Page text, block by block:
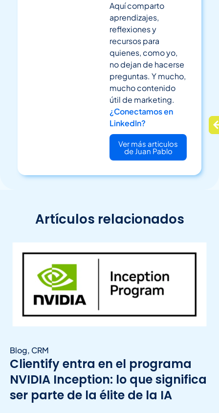
Aquí comparto
aprendizajes,
reflexiones y
recursos para
quienes, como yo,
no dejan de hacerse
preguntas. Y mucho,
mucho contenido
útil de marketing.
¿Conectamos en
LinkedIn?
Ver más articulos
de Juan Pablo
Artículos relacionados
Blog, CRM
Clientify entra en el programa
NVIDIA Inception: lo que significa
ser parte de la élite de la IA